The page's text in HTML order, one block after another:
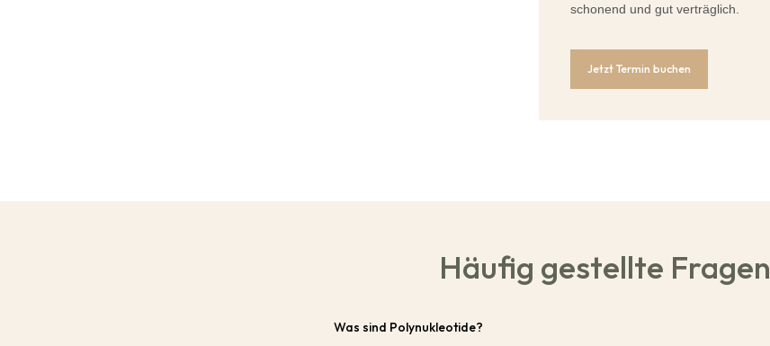
schonend und gut verträglich.
Jetzt Termin buchen
Häufig gestellte Fragen
Was sind Polynukleotide?